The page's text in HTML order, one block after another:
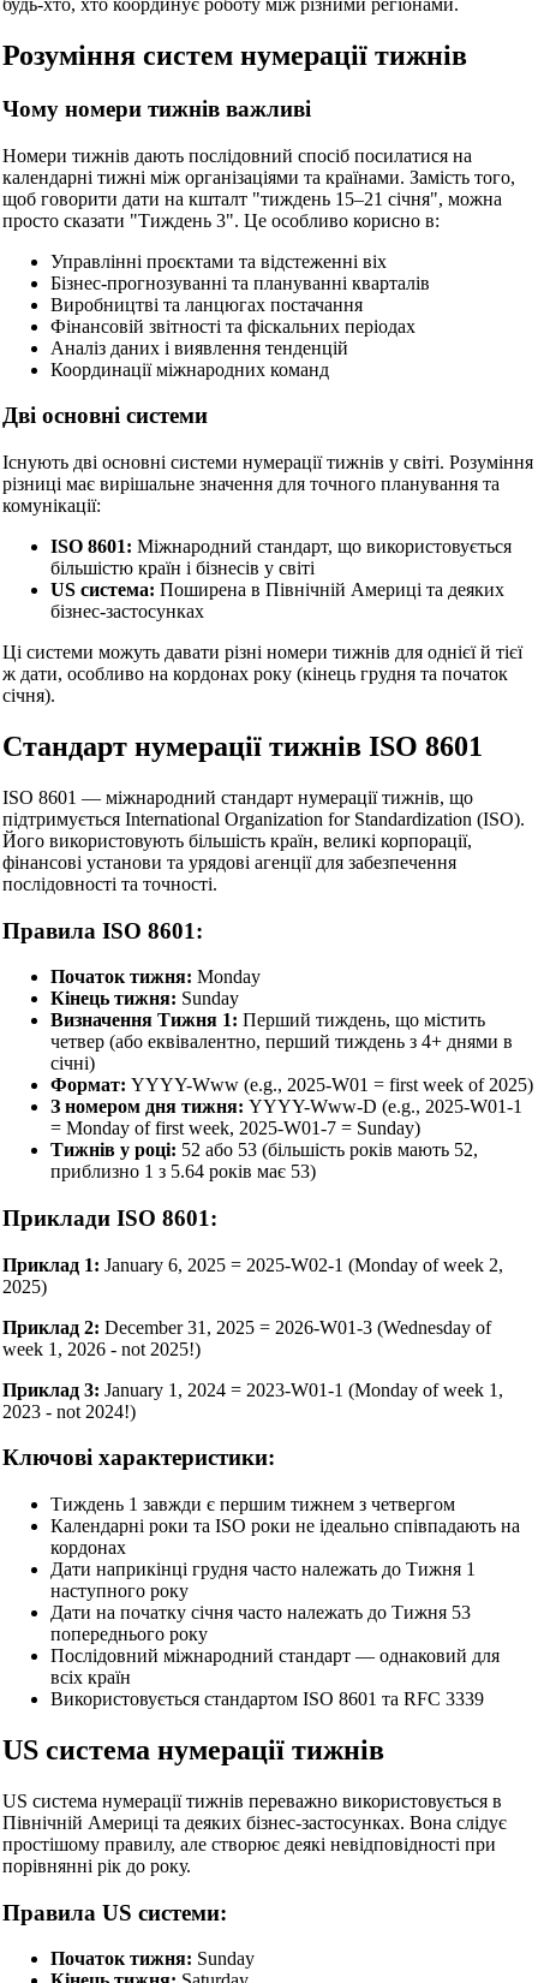
будь-хто, хто координує роботу між різними регіонами.
Розуміння систем нумерації тижнів
Чому номери тижнів важливі
Номери тижнів дають послідовний спосіб посилатися на
календарні тижні між організаціями та країнами. Замість того,
щоб говорити дати на кшталт "тиждень 15–21 січня", можна
просто сказати "Тиждень 3". Це особливо корисно в:
Управлінні проєктами та відстеженні віх
Бізнес-прогнозуванні та плануванні кварталів
Виробництві та ланцюгах постачання
Фінансовій звітності та фіскальних періодах
Аналіз даних і виявлення тенденцій
Координації міжнародних команд
Дві основні системи
Існують дві основні системи нумерації тижнів у світі. Розуміння
різниці має вирішальне значення для точного планування та
комунікації:
ISO 8601: Міжнародний стандарт, що використовується
більшістю країн і бізнесів у світі
US система: Поширена в Північній Америці та деяких
бізнес-застосунках
Ці системи можуть давати різні номери тижнів для однієї й тієї
ж дати, особливо на кордонах року (кінець грудня та початок
січня).
Стандарт нумерації тижнів ISO 8601
ISO 8601 — міжнародний стандарт нумерації тижнів, що
підтримується International Organization for Standardization (ISO).
Його використовують більшість країн, великі корпорації,
фінансові установи та урядові агенції для забезпечення
послідовності та точності.
Правила ISO 8601:
Початок тижня: Monday
Кінець тижня: Sunday
Визначення Тижня 1: Перший тиждень, що містить
четвер (або еквівалентно, перший тиждень з 4+ днями в
січні)
Формат: YYYY-Www (e.g., 2025-W01 = first week of 2025)
З номером дня тижня: YYYY-Www-D (e.g., 2025-W01-1
= Monday of first week, 2025-W01-7 = Sunday)
Тижнів у році: 52 або 53 (більшість років мають 52,
приблизно 1 з 5.64 років має 53)
Приклади ISO 8601:
Приклад 1: January 6, 2025 = 2025-W02-1 (Monday of week 2,
2025)
Приклад 2: December 31, 2025 = 2026-W01-3 (Wednesday of
week 1, 2026 - not 2025!)
Приклад 3: January 1, 2024 = 2023-W01-1 (Monday of week 1,
2023 - not 2024!)
Ключові характеристики:
Тиждень 1 завжди є першим тижнем з четвергом
Календарні роки та ISO роки не ідеально співпадають на
кордонах
Дати наприкінці грудня часто належать до Тижня 1
наступного року
Дати на початку січня часто належать до Тижня 53
попереднього року
Послідовний міжнародний стандарт — однаковий для
всіх країн
Використовується стандартом ISO 8601 та RFC 3339
US система нумерації тижнів
US система нумерації тижнів переважно використовується в
Північній Америці та деяких бізнес-застосунках. Вона слідує
простішому правилу, але створює деякі невідповідності при
порівнянні рік до року.
Правила US системи:
Початок тижня: Sunday